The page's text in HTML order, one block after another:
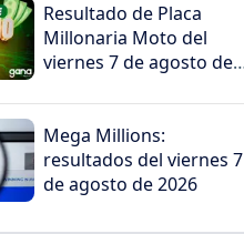
Resultado de Placa
Millonaria Moto del
viernes 7 de agosto de
Mega Millions:
resultados del viernes 7
de agosto de 2026